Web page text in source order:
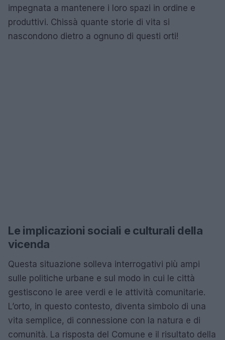
impegnata a mantenere i loro spazi in ordine e
produttivi. Chissà quante storie di vita si
nascondono dietro a ognuno di questi orti!
Le implicazioni sociali e culturali della
vicenda
Questa situazione solleva interrogativi più ampi
sulle politiche urbane e sul modo in cui le città
gestiscono le aree verdi e le attività comunitarie.
L’orto, in questo contesto, diventa simbolo di una
vita semplice, di connessione con la natura e di
comunità. La risposta del Comune e il risultato della